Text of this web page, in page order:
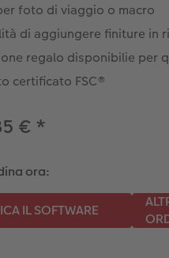
foto di viaggio o macro
di aggiungere finiture in
regalo disponibilie per
certificato FSC®
€ *
ora: